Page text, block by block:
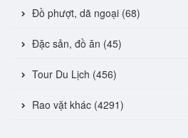
Đồ phượt, dã ngoại (68)
Đặc sản, đồ ăn (45)
Tour Du Lịch (456)
Rao vặt khác (4291)